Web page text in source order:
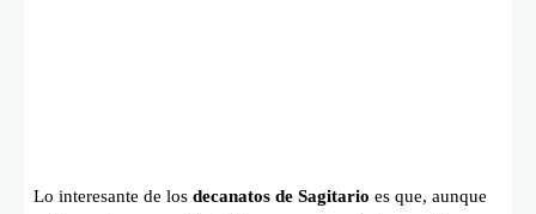
Lo interesante de los decanatos de Sagitario es que, aunque